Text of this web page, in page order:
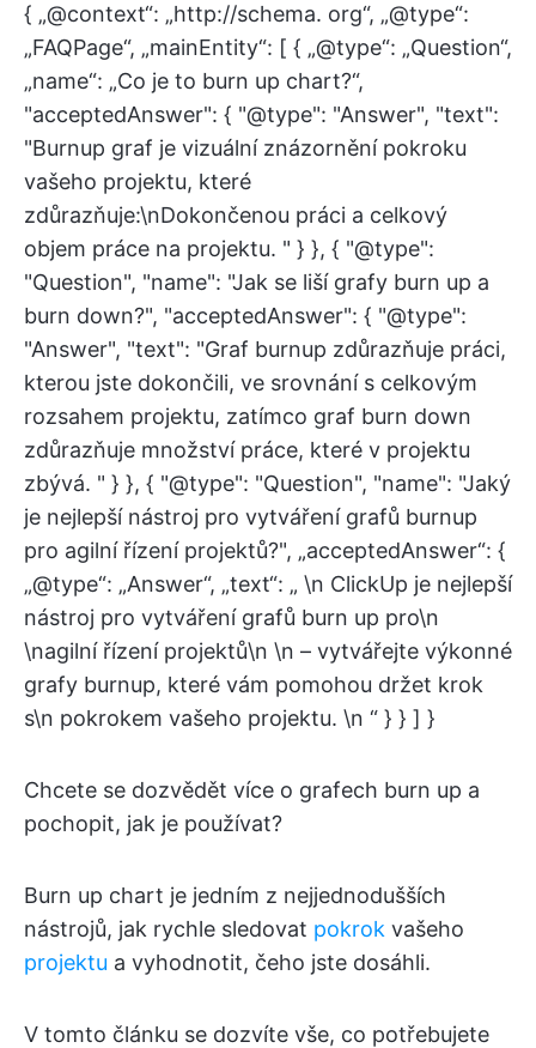
{ „@context“: „http://schema. org“, „@type“:
„FAQPage“, „mainEntity“: [ { „@type“: „Question“,
„name“: „Co je to burn up chart?“,
"acceptedAnswer": { "@type": "Answer", "text":
"Burnup graf je vizuální znázornění pokroku
vašeho projektu, které
zdůrazňuje:\nDokončenou práci a celkový
objem práce na projektu. " } }, { "@type":
"Question", "name": "Jak se liší grafy burn up a
burn down?", "acceptedAnswer": { "@type":
"Answer", "text": "Graf burnup zdůrazňuje práci,
kterou jste dokončili, ve srovnání s celkovým
rozsahem projektu, zatímco graf burn down
zdůrazňuje množství práce, které v projektu
zbývá. " } }, { "@type": "Question", "name": "Jaký
je nejlepší nástroj pro vytváření grafů burnup
pro agilní řízení projektů?", „acceptedAnswer“: {
„@type“: „Answer“, „text“: „ \n ClickUp je nejlepší
nástroj pro vytváření grafů burn up pro\n
\nagilní řízení projektů\n \n – vytvářejte výkonné
grafy burnup, které vám pomohou držet krok
s\n pokrokem vašeho projektu. \n “ } } ] }
Chcete se dozvědět více o grafech burn up a
pochopit, jak je používat?
Burn up chart je jedním z nejjednodušších
nástrojů, jak rychle sledovat pokrok vašeho
projektu a vyhodnotit, čeho jste dosáhli.
V tomto článku se dozvíte vše, co potřebujete